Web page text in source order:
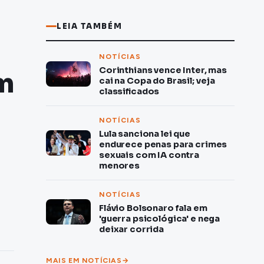
LEIA TAMBÉM
NOTÍCIAS
Corinthians vence Inter, mas
cai na Copa do Brasil; veja
classificados
NOTÍCIAS
Lula sanciona lei que
endurece penas para crimes
sexuais com IA contra
menores
NOTÍCIAS
Flávio Bolsonaro fala em
'guerra psicológica' e nega
deixar corrida
MAIS EM NOTÍCIAS